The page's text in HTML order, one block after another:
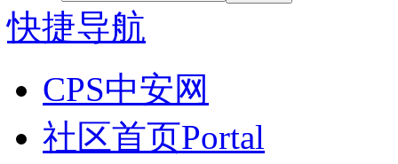
快捷导航
CPS中安网
社区首页Portal